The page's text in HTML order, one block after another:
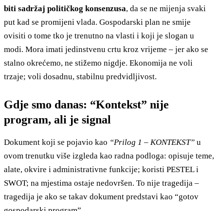
biti sadržaj političkog konsenzusa, da se ne mijenja svaki
put kad se promijeni vlada. Gospodarski plan ne smije
ovisiti o tome tko je trenutno na vlasti i koji je slogan u
modi. Mora imati jedinstvenu crtu kroz vrijeme – jer ako se
stalno okrećemo, ne stižemo nigdje. Ekonomija ne voli
trzaje; voli dosadnu, stabilnu predvidljivost.
Gdje smo danas: “Kontekst” nije
program, ali je signal
Dokument koji se pojavio kao “Prilog 1 – KONTEKST” u
ovom trenutku više izgleda kao radna podloga: opisuje teme,
alate, okvire i administrativne funkcije; koristi PESTEL i
SWOT; na mjestima ostaje nedovršen. To nije tragedija –
tragedija je ako se takav dokument predstavi kao “gotov